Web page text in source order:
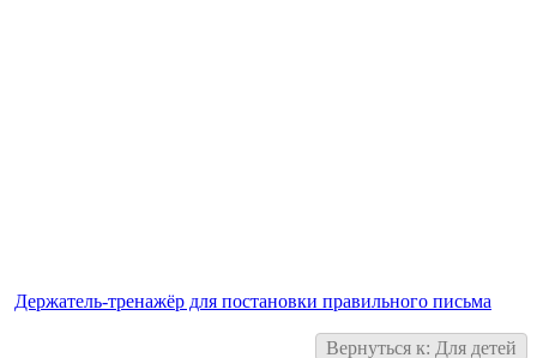
Держатель-тренажёр для постановки правильного письма
Вернуться к: Для детей